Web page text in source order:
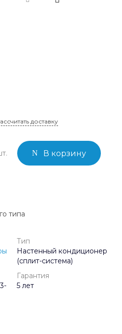
доставку
В корзину
типа
Тип
Настенный кондиционер
(сплит-система)
Гарантия
5 лет